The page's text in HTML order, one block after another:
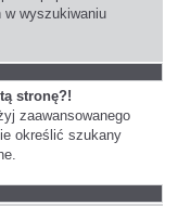
wyszukiwaniu
stronę?!
zaawansowanego
określić szukany